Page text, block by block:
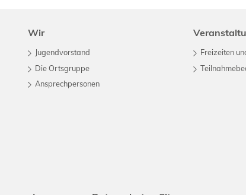
Wir
Jugendvorstand
Die Ortsgruppe
Ansprechpersonen
Freizeiten